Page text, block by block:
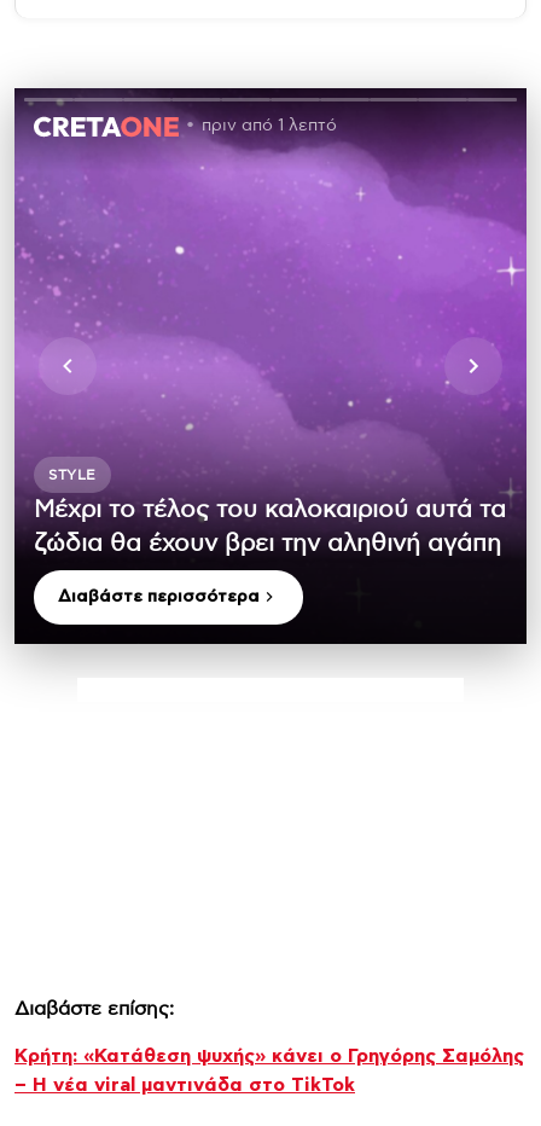
πριν από 1 λεπτό
STYLE
Μέχρι το τέλος του καλοκαιριού αυτά τα
ζώδια θα έχουν βρει την αληθινή αγάπη
Διαβάστε περισσότερα
Διαβάστε επίσης:
Κρήτη: «Κατάθεση ψυχής» κάνει ο Γρηγόρης Σαμόλης
– Η νέα viral μαντινάδα στο TikTok